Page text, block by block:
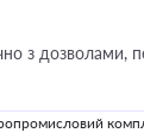
з дозволами,